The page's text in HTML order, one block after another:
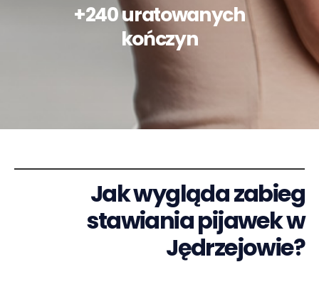
+240 uratowanych
kończyn
Jak wygląda zabieg
stawiania pijawek w
Jędrzejowie?